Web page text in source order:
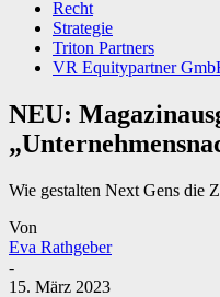
Recht
Strategie
Triton Partners
VR Equitypartner
NEU:
Wie gestalten Next Gens die
Von
Eva Rathgeber
-
15. März 2023